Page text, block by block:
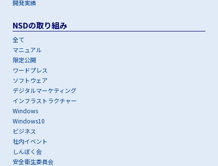
開発実績
NSDの取り組み
全て
マニュアル
限定公開
ワードプレス
ソフトウェア
デジタルマーケティング
インフラストラクチャー
Windows
Windows10
ビジネス
社内イベント
しんぼく会
安全衛生委員会